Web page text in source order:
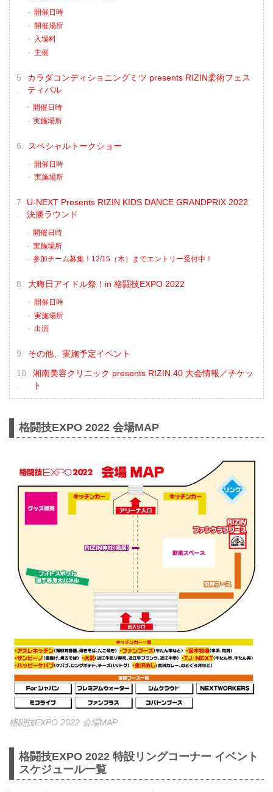
開催日時
開催場所
入場料
主催
カラダコンディショニングミツ presents RIZIN柔術フェス
ティバル
開催日時
実施場所
スペシャルトークショー
開催日時
実施場所
U-NEXT Presents RIZIN KIDS DANCE GRANDPRIX 2022
決勝ラウンド
開催日時
実施場所
参加チーム募集！12/15（木）までエントリー受付中！
大晦日アイドル祭！in 格闘技EXPO 2022
開催日時
実施場所
出演
その他、実施予定イベント
湘南美容クリニック presents RIZIN.40 大会情報／チケッ
ト
格闘技EXPO 2022 会場MAP
格闘技EXPO 2022 会場MAP
格闘技EXPO 2022 特設リングコーナー イベント
スケジュール一覧